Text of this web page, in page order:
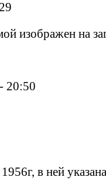
изображен на
20:50
в ней